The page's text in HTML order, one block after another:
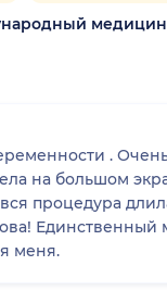
.
на большом
процедура
меня.